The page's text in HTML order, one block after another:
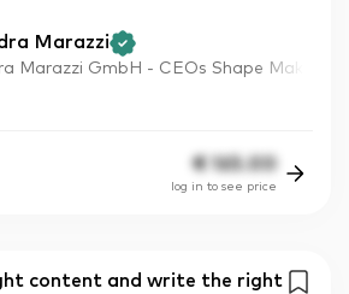
Marazzi
Marazzi GmbH - CEOs Shape Mak
€ 165.00
log in to see price
content and write the right